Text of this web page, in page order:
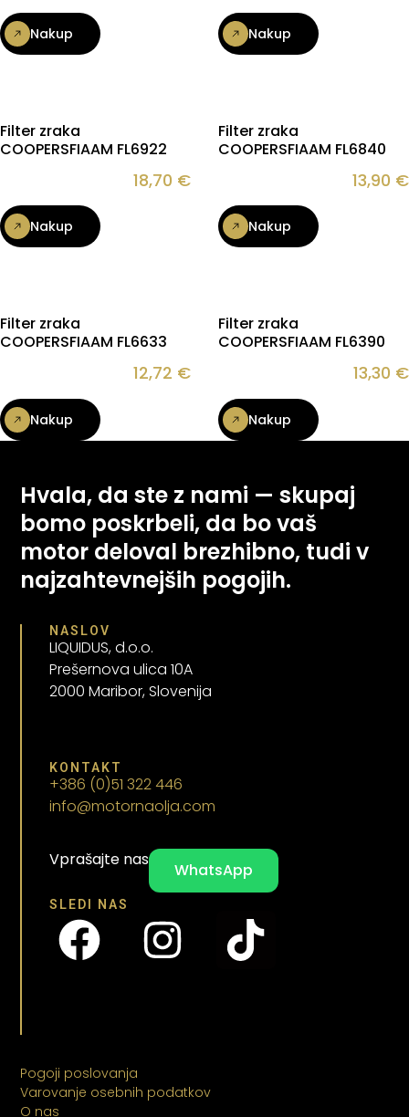
Nakup Nakup
Filter zraka
COOPERSFIAAM FL6922
18,70 €
Nakup
Filter zraka
COOPERSFIAAM FL6840
13,90 €
Nakup
Filter zraka
COOPERSFIAAM FL6633
12,72 €
Nakup
Filter zraka
COOPERSFIAAM FL6390
13,30 €
Nakup
Hvala, da ste z nami — skupaj
bomo poskrbeli, da bo vaš
motor deloval brezhibno, tudi v
najzahtevnejših pogojih.
NASLOV
LIQUIDUS, d.o.o.
Prešernova ulica 10A
2000 Maribor, Slovenija
KONTAKT
+386 (0)51 322 446
info@motornaolja.com
Vprašajte nas
WhatsApp
SLEDI NAS
Pogoji poslovanja
Varovanje osebnih podatkov
O nas